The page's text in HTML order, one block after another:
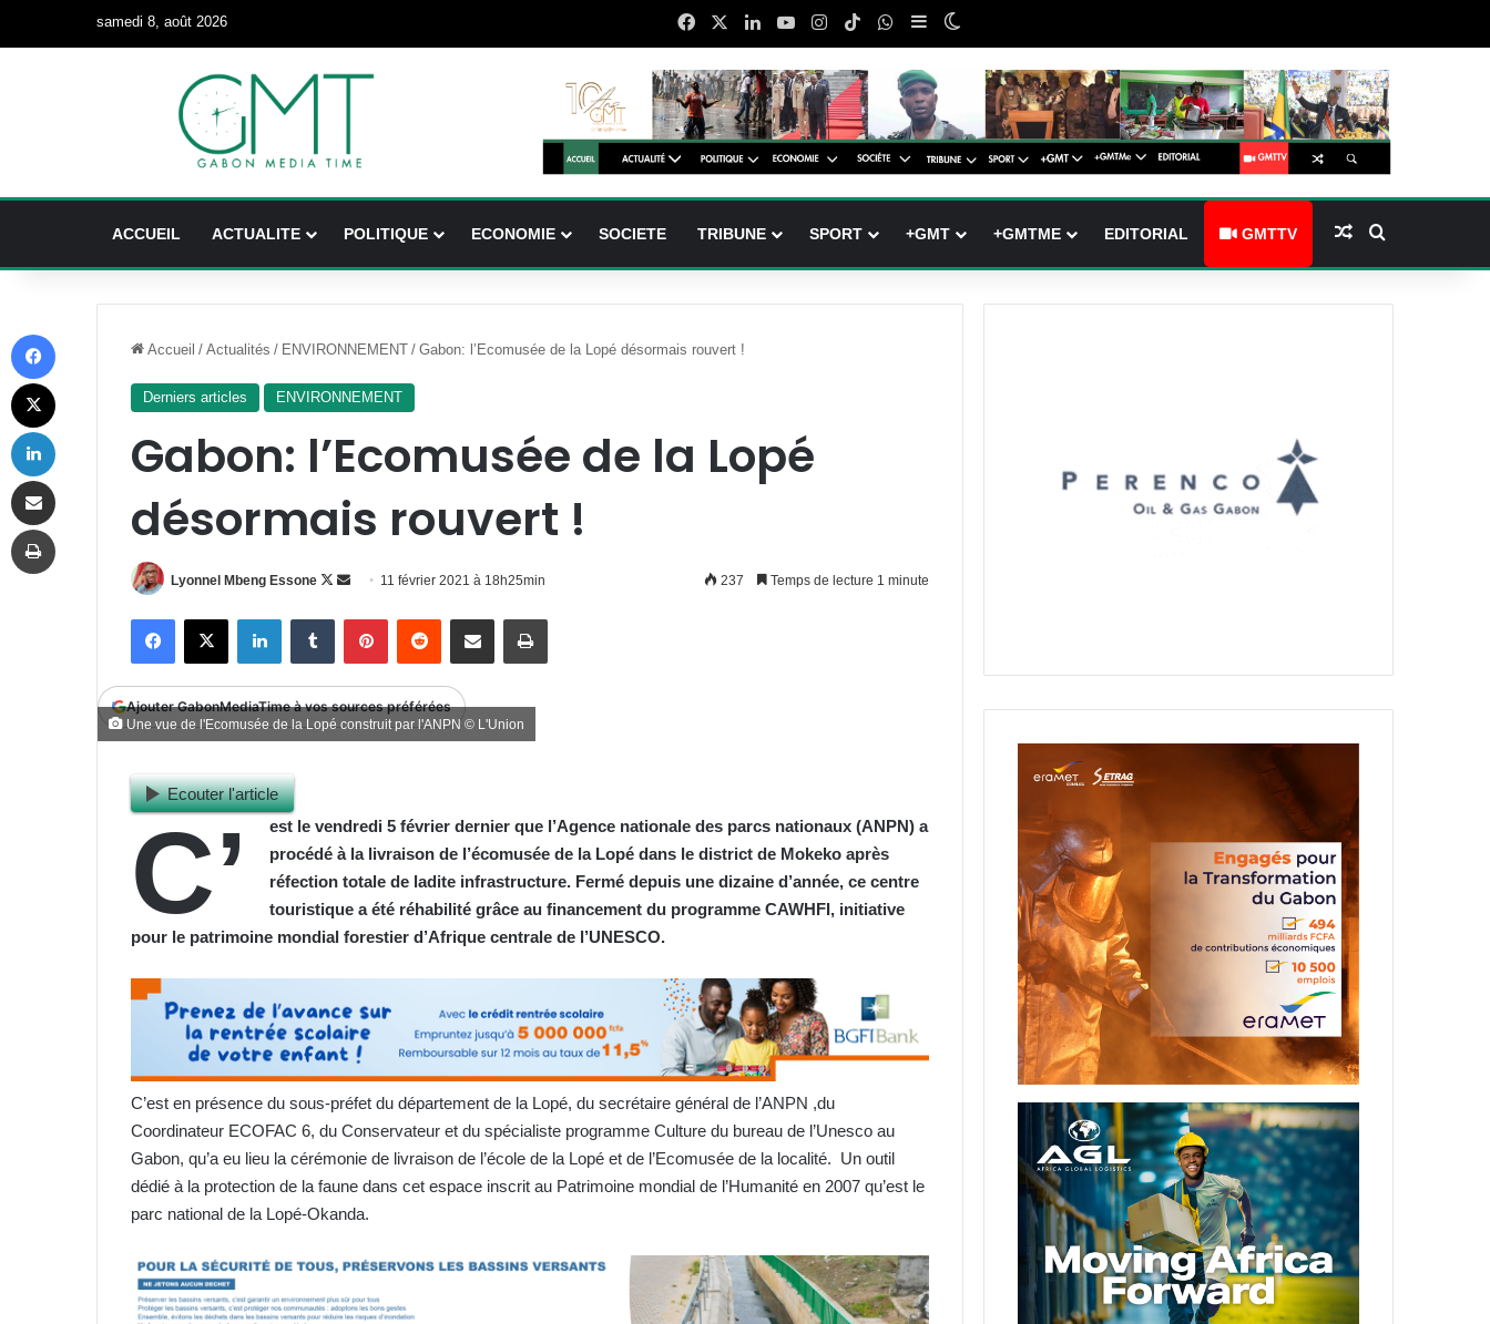
samedi 8, août 2026 FacebookLinkedinYouTubeInstagram
TikTokWhatsApp
Sidebar (barre latérale)
Switch skin
ACCUEIL ACTUALITE POLITIQUE ECONOMIE SOCIETE TRIBUNE SPORT +GMT +GMTME EDITORIAL GMTTV Article Aléatoire
Accueil / Actualités / ENVIRONNEMENT / Gabon: l’Ecomusée de la Lopé désormais rouvert !
Derniers articles ENVIRONNEMENT
Gabon: l’Ecomusée de la Lopé
désormais rouvert !
Lyonnel Mbeng Essone
Follow
Envoyer
courriel
11 février 2021 à 18h25min 237 Temps de lecture 1 minute
FacebookX LinkedinTumblr PinterestReddit Partager par email Imprimer
Ajouter GabonMediaTime à vos sources préférées
Une vue de l'Ecomusée de la Lopé construit par l'ANPN © L'Union
Ecouter l'article
C’
est le vendredi 5 février dernier que l’Agence nationale des parcs nationaux (ANPN) a
procédé à la livraison de l’écomusée de la Lopé dans le district de Mokeko après
réfection totale de ladite infrastructure. Fermé depuis une dizaine d’année, ce centre
touristique a été réhabilité grâce au financement du programme CAWHFI, initiative
pour le patrimoine mondial forestier d’Afrique centrale de l’UNESCO.
C’est en présence du sous-préfet du département de la Lopé, du secrétaire général de l’ANPN ,du
Coordinateur ECOFAC 6, du Conservateur et du spécialiste programme Culture du bureau de l’Unesco au
Gabon, qu’a eu lieu la cérémonie de livraison de l’école de la Lopé et de l’Ecomusée de la localité. Un outil
dédié à la protection de la faune dans cet espace inscrit au Patrimoine mondial de l’Humanité en 2007 qu’est le
parc national de la Lopé-Okanda.